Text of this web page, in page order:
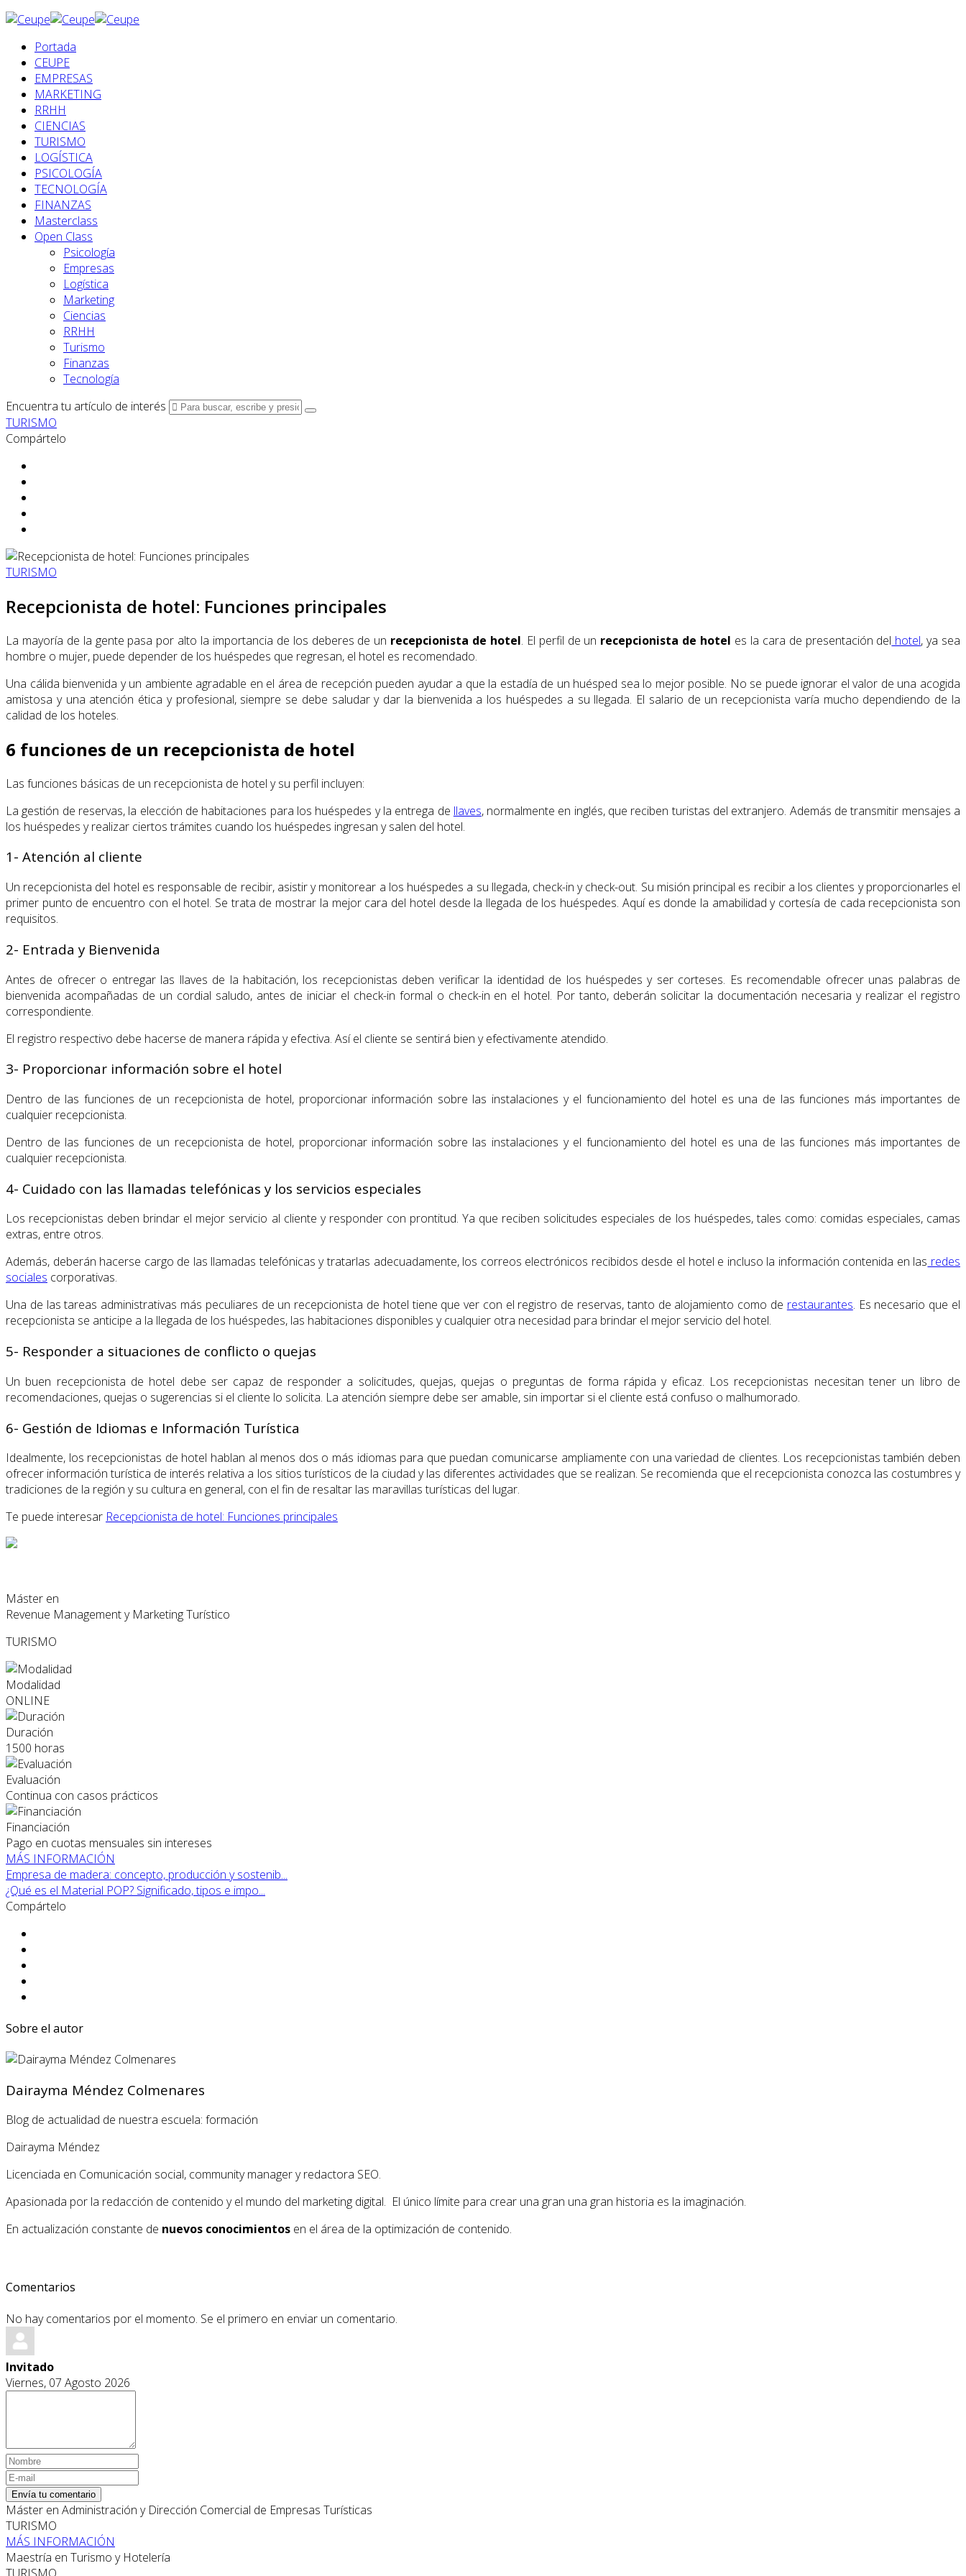
Portada
CEUPE
EMPRESAS
MARKETING
RRHH
CIENCIAS
TURISMO
LOGÍSTICA
PSICOLOGÍA
TECNOLOGÍA
FINANZAS
Masterclass
Open Class
Psicología
Empresas
Logística
Marketing
Ciencias
RRHH
Turismo
Finanzas
Tecnología
Encuentra tu artículo de interés
TURISMO
Compártelo
TURISMO
Recepcionista de hotel: Funciones principales
La mayoría de la gente pasa por alto la importancia de los deberes de un recepcionista de hotel. El perfil de un recepcionista de hotel es la cara de presentación del hotel, ya sea
hombre o mujer, puede depender de los huéspedes que regresan, el hotel es recomendado.
Una cálida bienvenida y un ambiente agradable en el área de recepción pueden ayudar a que la estadía de un huésped sea lo mejor posible. No se puede ignorar el valor de una acogida
amistosa y una atención ética y profesional, siempre se debe saludar y dar la bienvenida a los huéspedes a su llegada. El salario de un recepcionista varía mucho dependiendo de la
calidad de los hoteles.
6 funciones de un recepcionista de hotel
Las funciones básicas de un recepcionista de hotel y su perfil incluyen:
La gestión de reservas, la elección de habitaciones para los huéspedes y la entrega de llaves, normalmente en inglés, que reciben turistas del extranjero. Además de transmitir mensajes a
los huéspedes y realizar ciertos trámites cuando los huéspedes ingresan y salen del hotel.
1- Atención al cliente
Un recepcionista del hotel es responsable de recibir, asistir y monitorear a los huéspedes a su llegada, check-in y check-out. Su misión principal es recibir a los clientes y proporcionarles el
primer punto de encuentro con el hotel. Se trata de mostrar la mejor cara del hotel desde la llegada de los huéspedes. Aquí es donde la amabilidad y cortesía de cada recepcionista son
requisitos.
2- Entrada y Bienvenida
Antes de ofrecer o entregar las llaves de la habitación, los recepcionistas deben verificar la identidad de los huéspedes y ser corteses. Es recomendable ofrecer unas palabras de
bienvenida acompañadas de un cordial saludo, antes de iniciar el check-in formal o check-in en el hotel. Por tanto, deberán solicitar la documentación necesaria y realizar el registro
correspondiente.
El registro respectivo debe hacerse de manera rápida y efectiva. Así el cliente se sentirá bien y efectivamente atendido.
3- Proporcionar información sobre el hotel
Dentro de las funciones de un recepcionista de hotel, proporcionar información sobre las instalaciones y el funcionamiento del hotel es una de las funciones más importantes de
cualquier recepcionista.
Dentro de las funciones de un recepcionista de hotel, proporcionar información sobre las instalaciones y el funcionamiento del hotel es una de las funciones más importantes de
cualquier recepcionista.
4- Cuidado con las llamadas telefónicas y los servicios especiales
Los recepcionistas deben brindar el mejor servicio al cliente y responder con prontitud. Ya que reciben solicitudes especiales de los huéspedes, tales como: comidas especiales, camas
extras, entre otros.
Además, deberán hacerse cargo de las llamadas telefónicas y tratarlas adecuadamente, los correos electrónicos recibidos desde el hotel e incluso la información contenida en las redes
sociales corporativas.
Una de las tareas administrativas más peculiares de un recepcionista de hotel tiene que ver con el registro de reservas, tanto de alojamiento como de restaurantes. Es necesario que el
recepcionista se anticipe a la llegada de los huéspedes, las habitaciones disponibles y cualquier otra necesidad para brindar el mejor servicio del hotel.
5- Responder a situaciones de conflicto o quejas
Un buen recepcionista de hotel debe ser capaz de responder a solicitudes, quejas, quejas o preguntas de forma rápida y eficaz. Los recepcionistas necesitan tener un libro de
recomendaciones, quejas o sugerencias si el cliente lo solicita. La atención siempre debe ser amable, sin importar si el cliente está confuso o malhumorado.
6- Gestión de Idiomas e Información Turística
Idealmente, los recepcionistas de hotel hablan al menos dos o más idiomas para que puedan comunicarse ampliamente con una variedad de clientes. Los recepcionistas también deben
ofrecer información turística de interés relativa a los sitios turísticos de la ciudad y las diferentes actividades que se realizan. Se recomienda que el recepcionista conozca las costumbres y
tradiciones de la región y su cultura en general, con el fin de resaltar las maravillas turísticas del lugar.
Te puede interesar Recepcionista de hotel: Funciones principales
Máster en
Revenue Management y Marketing Turístico
TURISMO
Modalidad
ONLINE
Duración
1500 horas
Evaluación
Continua con casos prácticos
Financiación
Pago en cuotas mensuales sin intereses
MÁS INFORMACIÓN
Empresa de madera: concepto, producción y sostenib...
¿Qué es el Material POP? Significado, tipos e impo...
Compártelo
Sobre el autor
Dairayma Méndez Colmenares
Blog de actualidad de nuestra escuela: formación
Dairayma Méndez
Licenciada en Comunicación social, community manager y redactora SEO.
Apasionada por la redacción de contenido y el mundo del marketing digital. El único límite para crear una gran una gran historia es la imaginación.
En actualización constante de nuevos conocimientos en el área de la optimización de contenido.
Comentarios
No hay comentarios por el momento. Se el primero en enviar un comentario.
Invitado
Viernes, 07 Agosto 2026
Envía tu comentario
Máster en Administración y Dirección Comercial de Empresas Turísticas
TURISMO
MÁS INFORMACIÓN
Maestría en Turismo y Hotelería